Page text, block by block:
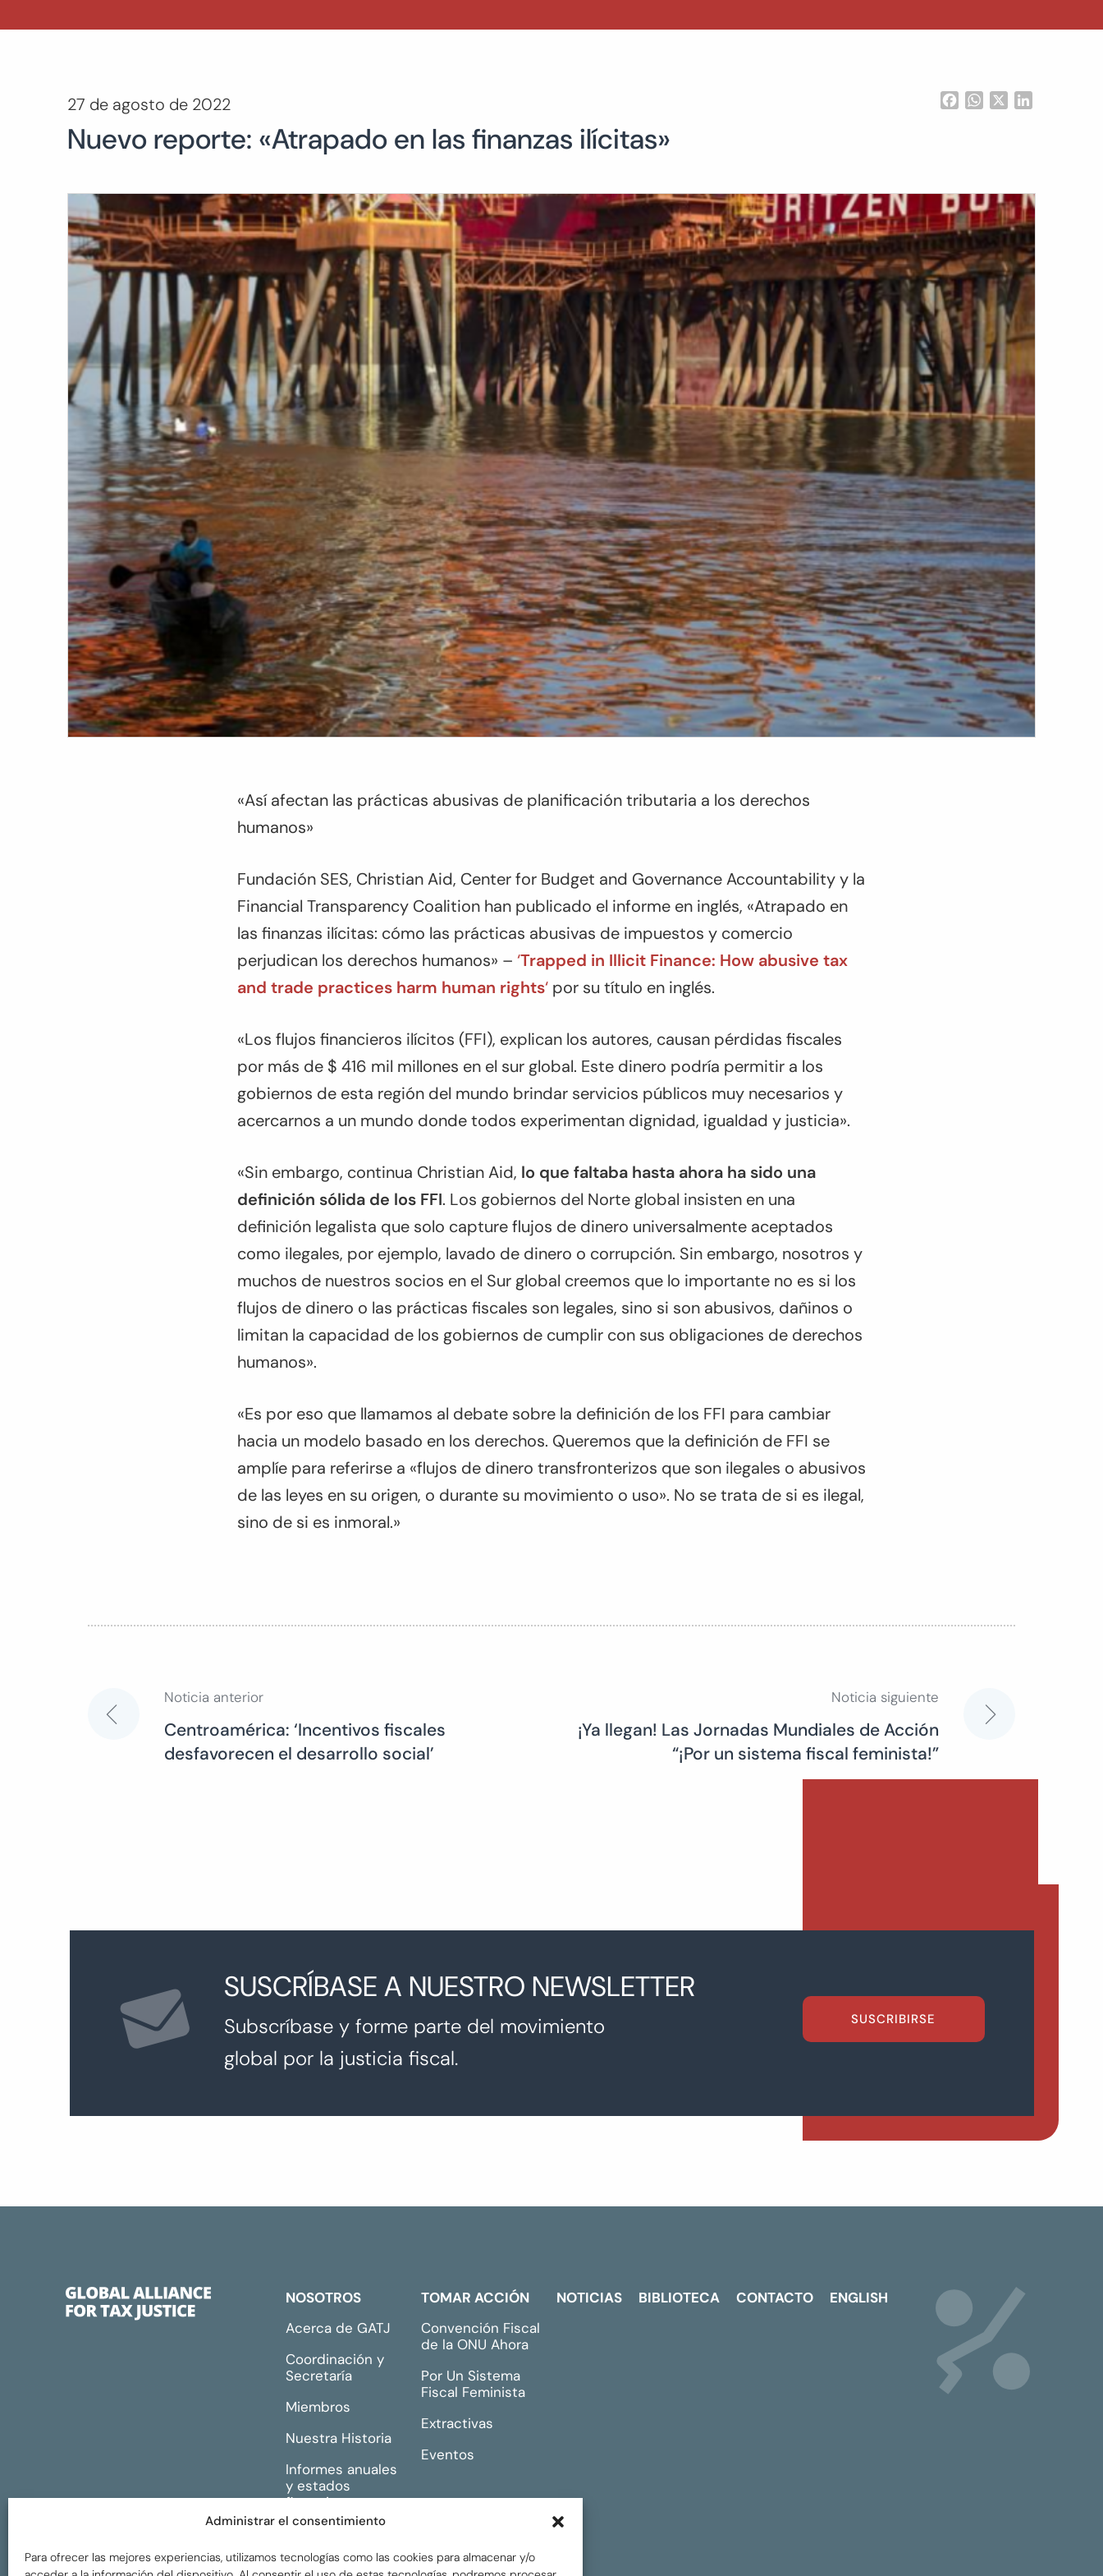
Administrar el consentimiento
Para ofrecer las mejores experiencias, utilizamos tecnologías como las cookies para almacenar y/o
27 de agosto de 2022 FacebookWhatsApp
Nuevo reporte: «Atrapado en las finanzas ilícitas»
«Así afectan las prácticas abusivas de planificación tributaria a los derechos
humanos»
Fundación SES, Christian Aid, Center for Budget and Governance Accountability y la
Financial Transparency Coalition han publicado el informe en inglés, «Atrapado en
las finanzas ilícitas: cómo las prácticas abusivas de impuestos y comercio
perjudican los derechos humanos» – ‘Trapped in Illicit Finance: How abusive tax
and trade practices harm human rights‘ por su título en inglés.
«Los flujos financieros ilícitos (FFI), explican los autores, causan pérdidas fiscales
por más de $ 416 mil millones en el sur global. Este dinero podría permitir a los
gobiernos de esta región del mundo brindar servicios públicos muy necesarios y
acercarnos a un mundo donde todos experimentan dignidad, igualdad y justicia».
«Sin embargo, continua Christian Aid, lo que faltaba hasta ahora ha sido una
definición sólida de los FFI. Los gobiernos del Norte global insisten en una
definición legalista que solo capture flujos de dinero universalmente aceptados
como ilegales, por ejemplo, lavado de dinero o corrupción. Sin embargo, nosotros y
muchos de nuestros socios en el Sur global creemos que lo importante no es si los
flujos de dinero o las prácticas fiscales son legales, sino si son abusivos, dañinos o
limitan la capacidad de los gobiernos de cumplir con sus obligaciones de derechos
humanos».
«Es por eso que llamamos al debate sobre la definición de los FFI para cambiar
hacia un modelo basado en los derechos. Queremos que la definición de FFI se
amplíe para referirse a «flujos de dinero transfronterizos que son ilegales o abusivos
de las leyes en su origen, o durante su movimiento o uso». No se trata de si es ilegal,
sino de si es inmoral.»
Navegación
Noticia anterior
Centroamérica: ‘Incentivos fiscales
desfavorecen el desarrollo social’
Noticia siguiente
¡Ya llegan! Las Jornadas Mundiales de Acción
“¡Por un sistema fiscal feminista!”
SUSCRÍBASE A NUESTRO NEWSLETTER
Subscríbase y forme parte del movimiento
global por la justicia fiscal.
SUSCRIBIRSE
NOSOTROS
Acerca de GATJ
Coordinación y
Secretaría
Miembros
Nuestra Historia
Informes anuales
y estados
financieros
TOMAR ACCIÓN
Convención Fiscal
de la ONU Ahora
Por Un Sistema
Fiscal Feminista
Extractivas
Eventos
NOTICIAS BIBLIOTECA CONTACTO ENGLISH